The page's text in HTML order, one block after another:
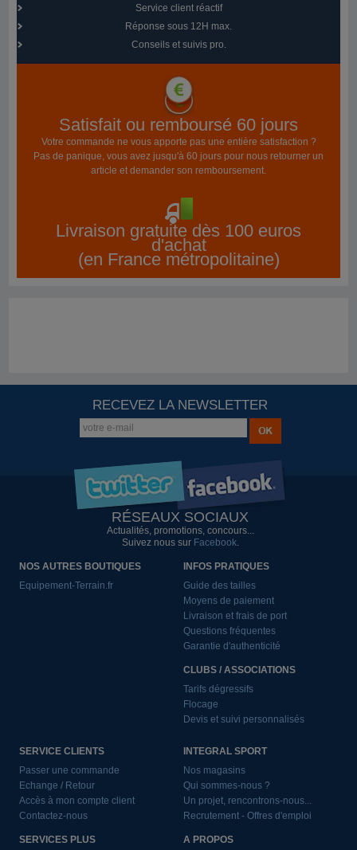
Service client réactif
Réponse sous 12H max.
Conseils et suivis pro.
Satisfait ou remboursé 60 jours
Votre commande ne vous apporte pas une entière satisfaction ?
Pas de panique, vous avez jusqu'à 60 jours pour nous retourner un
article et demander son remboursement.
Livraison gratuite dès 100 euros
d'achat
(en France métropolitaine)
RECEVEZ LA NEWSLETTER
RÉSEAUX SOCIAUX
Actualités, promotions, concours...
Suivez nous sur Facebook.
NOS AUTRES BOUTIQUES
Equipement-Terrain.fr
INFOS PRATIQUES
Guide des tailles
Moyens de paiement
Livraison et frais de port
Questions fréquentes
Garantie d'authenticité
CLUBS / ASSOCIATIONS
Tarifs dégressifs
Flocage
Devis et suivi personnalisés
SERVICE CLIENTS
Passer une commande
Echange / Retour
Accès à mon compte client
Contactez-nous
SERVICES PLUS
INTEGRAL SPORT
Nos magasins
Qui sommes-nous ?
Un projet, rencontrons-nous...
Recrutement - Offres d'emploi
A PROPOS